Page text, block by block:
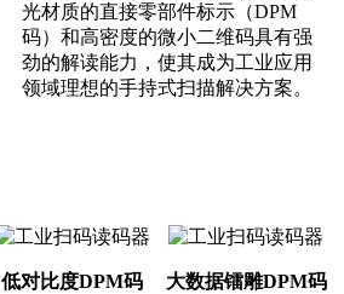
光材质的直接零部件标示（DPM
码）和高密度的微小二维码具有强
劲的解读能力，使其成为工业应用
领域理想的手持式扫描解决方案。
低对比度DPM码 大数据镭雕DPM码